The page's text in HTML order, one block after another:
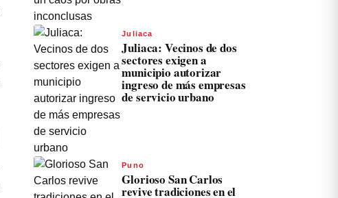
Juliaca
Juliaca: Vecinos de dos
sectores exigen a
municipio autorizar
ingreso de más empresas
de servicio urbano
Puno
Glorioso San Carlos
revive tradiciones en el